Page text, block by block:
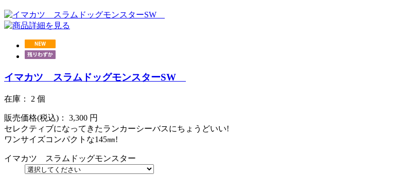
イマカツ スラムドッグモンスターSW
在庫： 2 個
販売価格(税込)： 3,300 円
セレクティブになってきたランカーシーバスにちょうどいい!
ワンサイズコンパクトな145㎜!
イマカツ スラムドッグモンスター